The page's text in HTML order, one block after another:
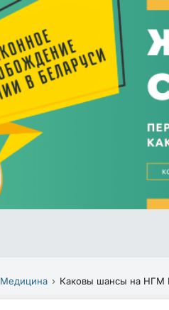
Медицина Каковы шансы на НГМ